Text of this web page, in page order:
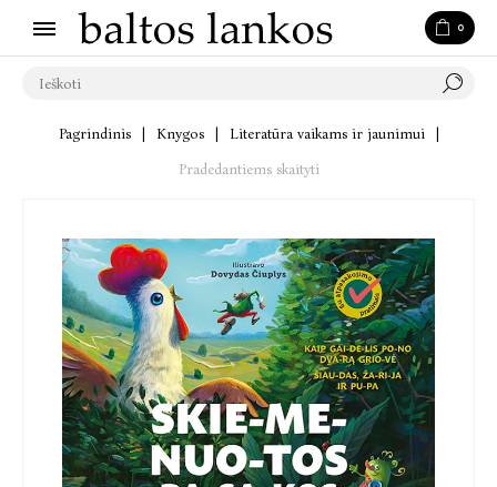
0
Pagrindinis Knygos Literatūra vaikams ir jaunimui
Pradedantiems skaityti